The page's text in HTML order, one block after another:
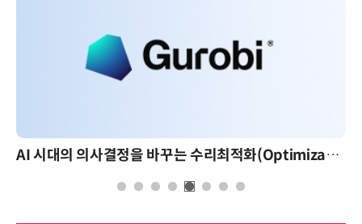
AI 시대의 의사결정을 바꾸는 수리최적화(Optimization): 실제 산업 적용 사례와 활용 전략